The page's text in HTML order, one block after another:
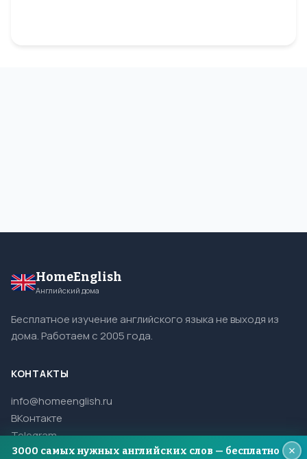
HomeEnglish
Английский дома
Бесплатное изучение английского языка не выходя из
дома. Работаем с 2005 года.
КОНТАКТЫ
info@homeenglish.ru
ВКонтакте
Telegram
3000 самых нужных английских слов — бесплатно